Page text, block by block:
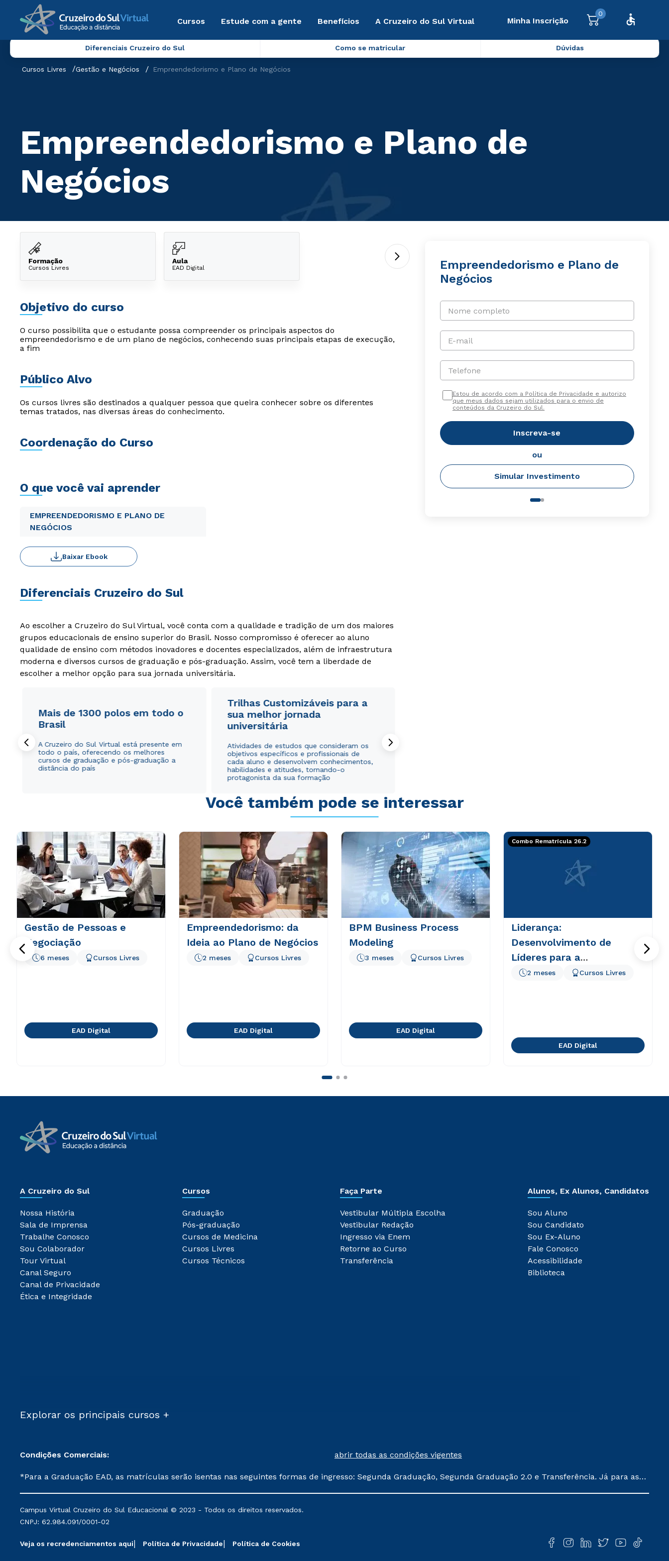
Cursos Estude com a gente Benefícios A Cruzeiro do Sul Virtual Minha Inscrição
0
Diferenciais Cruzeiro do Sul Como se matricular Dúvidas
Cursos Livres Gestão e Negócios Empreendedorismo e Plano de Negócios
Empreendedorismo e Plano de
Negócios
Formação
Cursos Livres
Aula
EAD Digital
Objetivo do curso
O curso possibilita que o estudante possa compreender os principais aspectos do
empreendedorismo e de um plano de negócios, conhecendo suas principais etapas de execução,
a fim
Público Alvo
Os cursos livres são destinados a qualquer pessoa que queira conhecer sobre os diferentes
temas tratados, nas diversas áreas do conhecimento.
Coordenação do Curso
O que você vai aprender
EMPREENDEDORISMO E PLANO DE
NEGÓCIOS
Baixar Ebook
Diferenciais Cruzeiro do Sul
Ao escolher a Cruzeiro do Sul Virtual, você conta com a qualidade e tradição de um dos maiores
grupos educacionais de ensino superior do Brasil. Nosso compromisso é oferecer ao aluno
qualidade de ensino com métodos inovadores e docentes especializados, além de infraestrutura
moderna e diversos cursos de graduação e pós-graduação. Assim, você tem a liberdade de
escolher a melhor opção para sua jornada universitária.
Mais de 1300 polos em todo o
Brasil
A Cruzeiro do Sul Virtual está presente em
todo o país, oferecendo os melhores
cursos de graduação e pós-graduação a
distância do país
Trilhas Customizáveis para a
sua melhor jornada
universitária
Atividades de estudos que consideram os
objetivos específicos e profissionais de
cada aluno e desenvolvem conhecimentos,
habilidades e atitudes, tornando-o
protagonista da sua formação
Empreendedorismo e Plano de
Negócios
Nome completo
E-mail
Telefone
Estou de acordo com a Política de Privacidade e autorizo
que meus dados sejam utilizados para o envio de
conteúdos da Cruzeiro do Sul.
Inscreva-se
ou
Simular Investimento
Você também pode se interessar
Gestão de Pessoas e
Negociação
6 meses Cursos Livres
EAD Digital
Empreendedorismo: da
Ideia ao Plano de Negócios
2 meses Cursos Livres
EAD Digital
BPM Business Process
Modeling
3 meses Cursos Livres
EAD Digital
Combo Rematrícula 26.2
Liderança:
Desenvolvimento de
Líderes para a
Contemporaneidade
2 meses Cursos Livres
EAD Digital
A Cruzeiro do Sul
Nossa História
Sala de Imprensa
Trabalhe Conosco
Sou Colaborador
Tour Virtual
Canal Seguro
Canal de Privacidade
Ética e Integridade
Cursos
Graduação
Pós-graduação
Cursos de Medicina
Cursos Livres
Cursos Técnicos
Faça Parte
Vestibular Múltipla Escolha
Vestibular Redação
Ingresso via Enem
Retorne ao Curso
Transferência
Alunos, Ex Alunos, Candidatos
Sou Aluno
Sou Candidato
Sou Ex-Aluno
Fale Conosco
Acessibilidade
Biblioteca
Explorar os principais cursos +
Condições Comerciais: abrir todas as condições vigentes
*Para a Graduação EAD, as matrículas serão isentas nas seguintes formas de ingresso: Segunda Graduação, Segunda Graduação 2.0 e Transferência. Já para as
mantidos conforme negociação. Descontos institucionais poderão sofrer alterações nos períodos de rematrícula conforme exposto no contrato de prestação de
serviços.
Campus Virtual Cruzeiro do Sul Educacional © 2023 - Todos os direitos reservados.
CNPJ: 62.984.091/0001-02
Veja os recredenciamentos aqui Política de Privacidade Política de Cookies
WhatsApp
ou
Estou de acordo com aPolítica de Privacidade.e
autorizo que meus dados sejam utilizados para o
envio de conteúdos da Cruzeiro do Sul.
WhatsApp
ou
Estou de acordo com aPolítica de Privacidade.e
autorizo que meus dados sejam utilizados para o
envio de conteúdos da Cruzeiro do Sul.